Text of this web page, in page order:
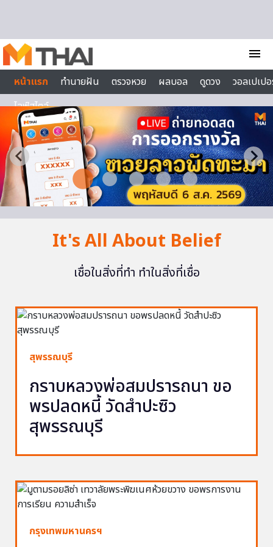
menu
หน้าแรก
ทำนายฝัน ตรวจหวย ผลบอล ดูดวง
วอลเปเป
ไลฟ์สไตล์
It's All About Belief
เชื่อในสิ่งที่ทำ ทำในสิ่งที่เชื่อ
สุพรรณบุรี
กราบหลวงพ่อสมปรารถนา ขอ
พรปลดหนี้ วัดสำปะซิว
สุพรรณบุรี
กรุงเทพมหานครฯ